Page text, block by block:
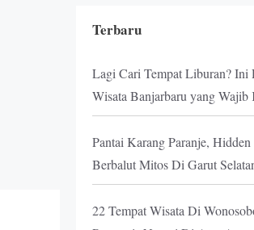
Terbaru
Lagi Cari Tempat Liburan? Ini
Wisata Banjarbaru yang
Pantai Karang Paranje,
Berbalut Mitos Di Garut
22 Tempat Wisata Di